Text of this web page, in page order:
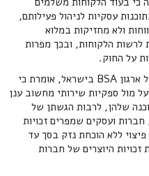
עסקיות לניהול פעילותם,
ולא מחזיקות במלוא
לרשות הלקוחות, ובכך מפרות
על החוק.
עו"ד נעמי אסיא, היועצת המשפטית של ארגון BSA בישראל, אומרת כי
מול ספקיות שירותי מחשוב ענן
שלהן, לרבות הגשתן של
ועסקים שמפרים זכויות
ללא הוכחת נזק בסך עד
את זכויות היוצרים של חברות